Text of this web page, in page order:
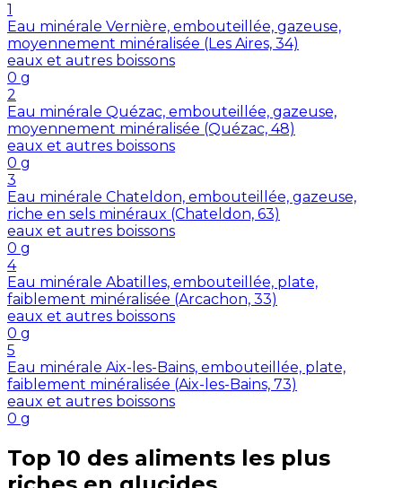
1
Eau minérale Vernière, embouteillée, gazeuse,
moyennement minéralisée (Les Aires, 34)
eaux et autres boissons
0 g
2
Eau minérale Quézac, embouteillée, gazeuse,
moyennement minéralisée (Quézac, 48)
eaux et autres boissons
0 g
3
Eau minérale Chateldon, embouteillée, gazeuse,
riche en sels minéraux (Chateldon, 63)
eaux et autres boissons
0 g
4
Eau minérale Abatilles, embouteillée, plate,
faiblement minéralisée (Arcachon, 33)
eaux et autres boissons
0 g
5
Eau minérale Aix-les-Bains, embouteillée, plate,
faiblement minéralisée (Aix-les-Bains, 73)
eaux et autres boissons
0 g
Top 10 des aliments les plus